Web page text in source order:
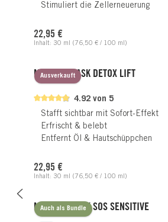
Stimuliert die Zellerneuerung
Inhalt: 30 ml (76,50 € / 100 ml)
22,95 €
Ausverkauft
4.92 von 5
MIRACLE MASK DETOX LIFT
Stafft sichtbar mit Sofort-Effekt
Erfrischt & belebt
Entfernt Öl & Hautschüppchen
Inhalt: 30 ml (76,50 € / 100 ml)
22,95 €
Auch als Bundle
MIRACLE MASK SOS SENSITIVE